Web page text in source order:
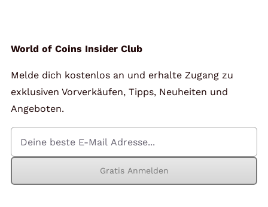
Kontakt
Mein Konto
Warenkorb
World of Coins Insider Club
Melde dich kostenlos an und erhalte Zugang zu
exklusiven Vorverkäufen, Tipps, Neuheiten und
Angeboten.
Gratis Anmelden